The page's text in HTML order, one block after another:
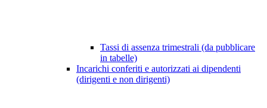
Tassi di assenza trimestrali (da pubblicare
in tabelle)
Incarichi conferiti e autorizzati ai dipendenti
(dirigenti e non dirigenti)